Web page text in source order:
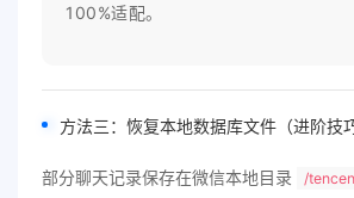
100%适配。
方法三：恢复本地数据库文件（进阶技
部分聊天记录保存在微信本地目录 /